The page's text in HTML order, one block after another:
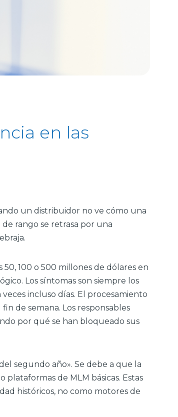
en las
un distribuidor no ve cómo una
rango se retrasa por una
100 o 500 millones de dólares en
Los síntomas son siempre los
incluso días. El procesamiento
de semana. Los responsables
por qué se han bloqueado sus
segundo año». Se debe a que la
de MLM básicas. Estas
históricos, no como motores de